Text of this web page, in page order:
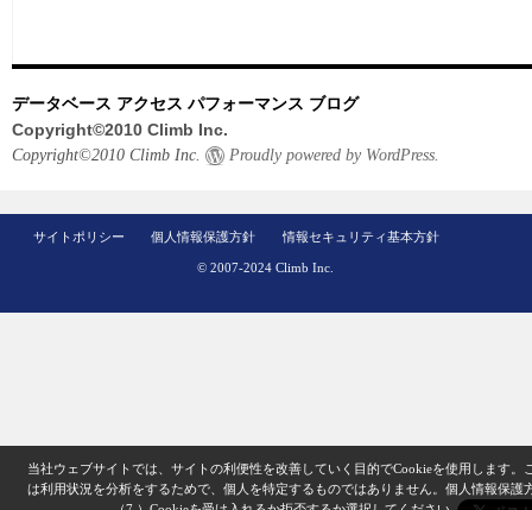
データベース アクセス パフォーマンス ブログ
Copyright©2010 Climb Inc.
Copyright©2010 Climb Inc. Proudly powered by WordPress.
サイトポリシー 個人情報保護方針 情報セキュリティ基本方針
© 2007-2024 Climb Inc.
当社ウェブサイトでは、サイトの利便性を改善していく目的でCookieを使用します。
は利用状況を分析をするためで、個人を特定するものではありません。 個人情報保護